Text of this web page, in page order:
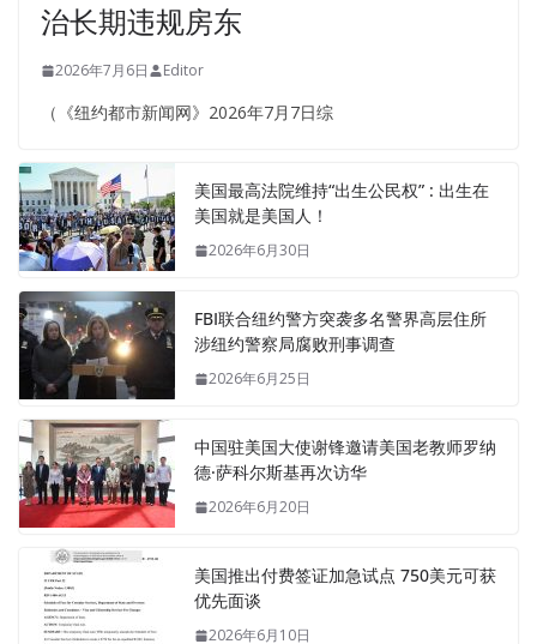
治长期违规房东
2026年7月6日 Editor
（《纽约都市新闻网》2026年7月7日综
美国最高法院维持“出生公民权” : 出生在
美国就是美国人！
2026年6月30日
FBI联合纽约警方突袭多名警界高层住所
涉纽约警察局腐败刑事调查
2026年6月25日
中国驻美国大使谢锋邀请美国老教师罗纳
德·萨科尔斯基再次访华
2026年6月20日
美国推出付费签证加急试点 750美元可获
优先面谈
2026年6月10日